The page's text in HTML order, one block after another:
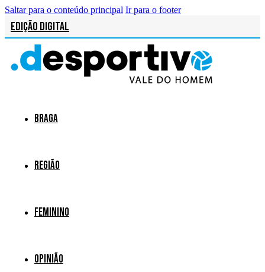
Saltar para o conteúdo principal Ir para o footer
Edição Digital
Braga
Região
Feminino
Opinião